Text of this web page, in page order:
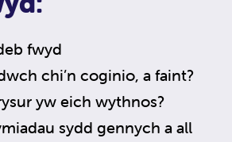
fwyd
chi’n coginio, a faint?
yw eich wythnos?
sydd gennych a all